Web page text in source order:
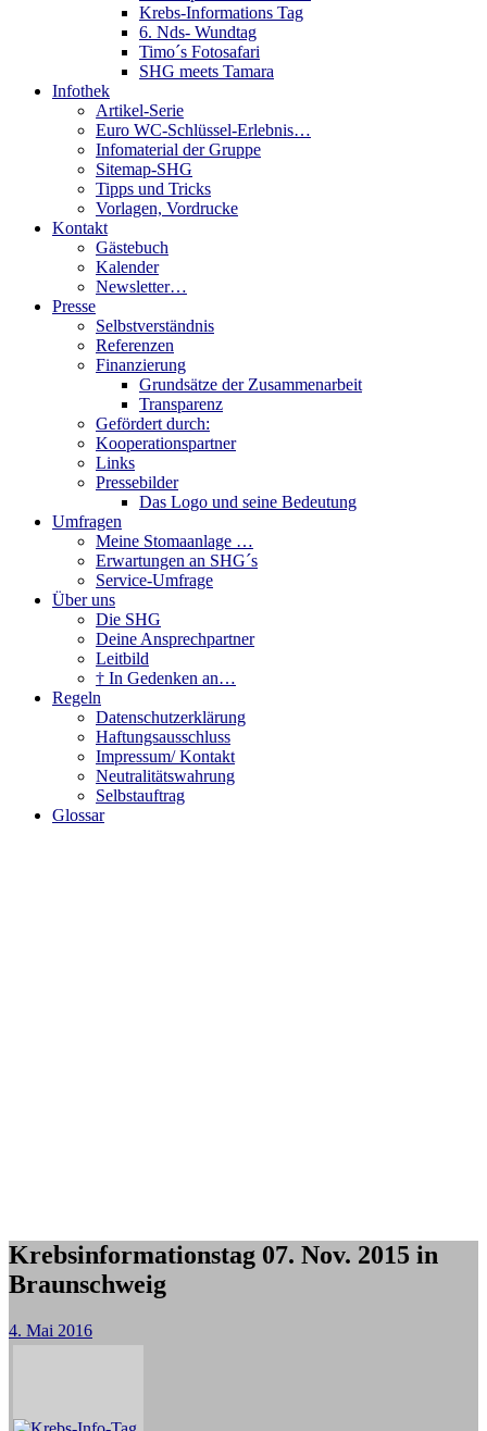
Krebs-Informations Tag
6. Nds- Wundtag
Timo´s Fotosafari
SHG meets Tamara
Infothek
Artikel-Serie
Euro WC-Schlüssel-Erlebnis…
Infomaterial der Gruppe
Sitemap-SHG
Tipps und Tricks
Vorlagen, Vordrucke
Kontakt
Gästebuch
Kalender
Newsletter…
Presse
Selbstverständnis
Referenzen
Finanzierung
Grundsätze der Zusammenarbeit
Transparenz
Gefördert durch:
Kooperationspartner
Links
Pressebilder
Das Logo und seine Bedeutung
Umfragen
Meine Stomaanlage …
Erwartungen an SHG´s
Service-Umfrage
Über uns
Die SHG
Deine Ansprechpartner
Leitbild
† In Gedenken an…
Regeln
Datenschutzerklärung
Haftungsausschluss
Impressum/ Kontakt
Neutralitätswahrung
Selbstauftrag
Glossar
Krebsinformationstag 07. Nov. 2015 in
Braunschweig
4. Mai 2016